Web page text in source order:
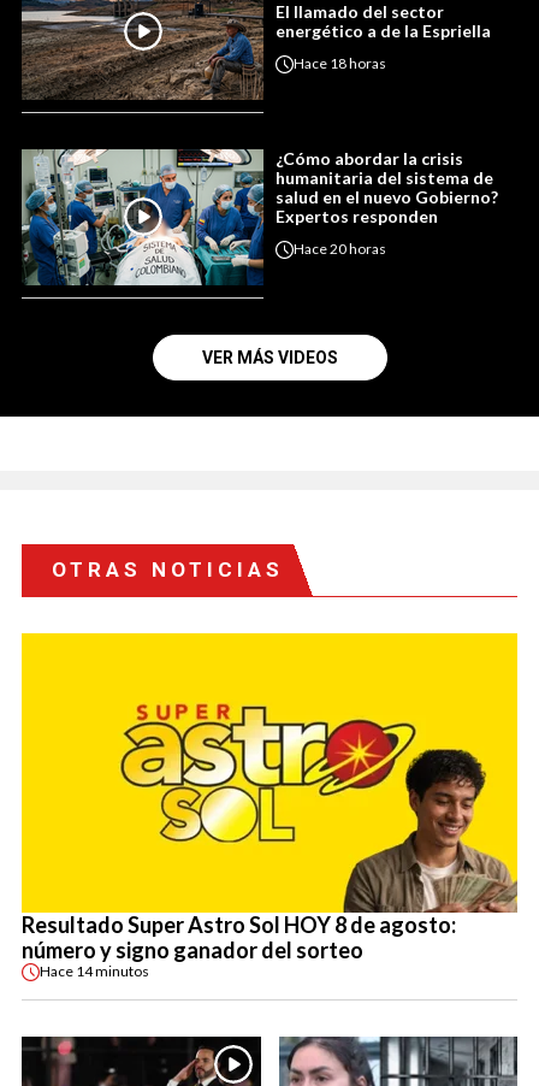
El llamado del sector
energético a de la Espriella
Hace 18 horas
¿Cómo abordar la crisis
humanitaria del sistema de
salud en el nuevo Gobierno?
Expertos responden
Hace20 horas
VER MÁS VIDEOS
OTRAS NOTICIAS
Resultado Super Astro Sol HOY 8 de agosto:
número y signo ganador del sorteo
Hace 14 minutos